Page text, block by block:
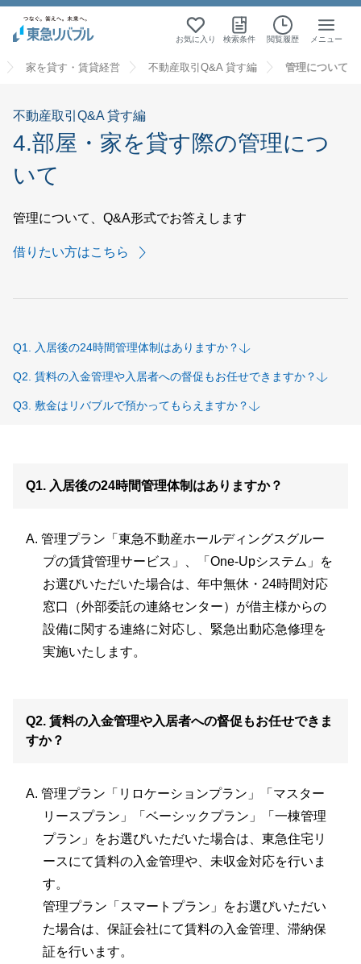
お気に入り 検索条件 閲覧履歴 メニュー
家を貸す・賃貸経営 不動産取引Q&A 貸す編 管理について
不動産取引Q&A 貸す編
4.部屋・家を貸す際の管理につ
いて
管理について、Q&A形式でお答えします
借りたい方はこちら
入居後の24時間管理体制はありますか？
賃料の入金管理や入居者への督促もお任せできますか？
敷金はリバブルで預かってもらえますか？
入居後の24時間管理体制はありますか？
管理プラン「東急不動産ホールディングスグルー
プの賃貸管理サービス」、「One-Upシステム」を
お選びいただいた場合は、年中無休・24時間対応
窓口（外部委託の連絡センター）が借主様からの
設備に関する連絡に対応し、緊急出動応急修理を
実施いたします。
賃料の入金管理や入居者への督促もお任せできま
すか？
管理プラン「リロケーションプラン」「マスター
リースプラン」「ベーシックプラン」「一棟管理
プラン」をお選びいただいた場合は、東急住宅リ
ースにて賃料の入金管理や、未収金対応を行いま
す。
管理プラン「スマートプラン」をお選びいただい
た場合は、保証会社にて賃料の入金管理、滞納保
証を行います。